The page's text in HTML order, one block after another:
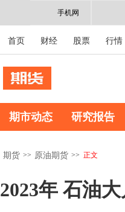
手机网
首页 财经 股票 行情
期市动态 研究报告
期货 >> 原油期货 >> 正文
2023年 石油